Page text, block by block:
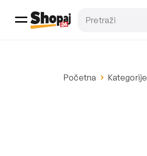
Početna Kategorije